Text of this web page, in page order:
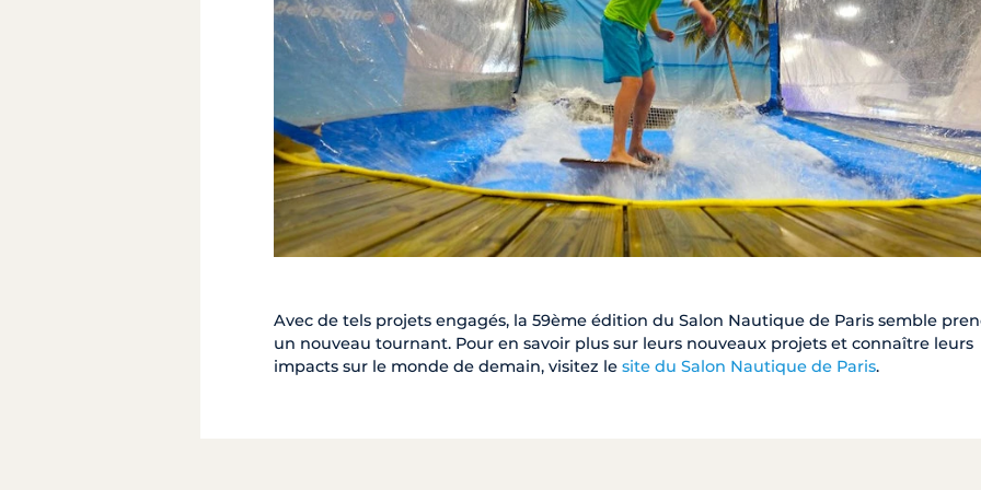
Avec de tels projets engagés, la 59ème édition du Salon Nautique de Paris semble
un nouveau tournant. Pour en savoir plus sur leurs nouveaux projets et connaître leurs
impacts sur le monde de demain, visitez le site du Salon Nautique de Paris.